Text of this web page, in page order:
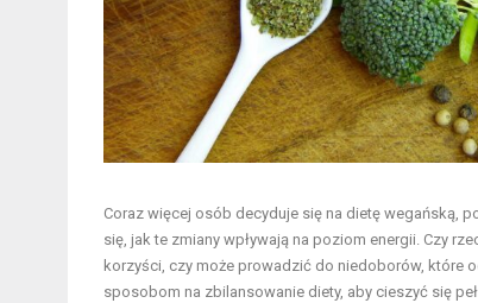
Coraz więcej osób decyduje się na dietę wegańską,
się, jak te zmiany wpływają na poziom energii. Czy
korzyści, czy może prowadzić do niedoborów, które
sposobom na zbilansowanie diety, aby cieszyć się